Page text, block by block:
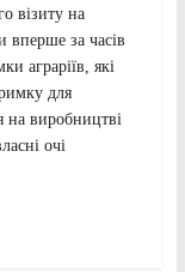
візиту на
вперше за часів
аграріїв, які
для
на виробництві
очі